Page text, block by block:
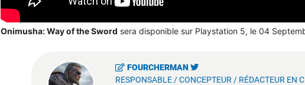
Onimusha: Way of the Sword sera disponible sur Playstation 5, le 04
FOURCHERMAN
RESPONSABLE / CONCEPTEUR / RÉDACTEUR EN